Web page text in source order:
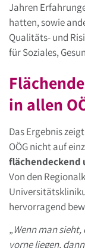
Jahren
hatten, sowie
Qualitäts- und
für Soziales,
in allen
Das Ergebnis
OÖG nicht auf
Von den
hervorragend
„Wenn man
vorne liegen,